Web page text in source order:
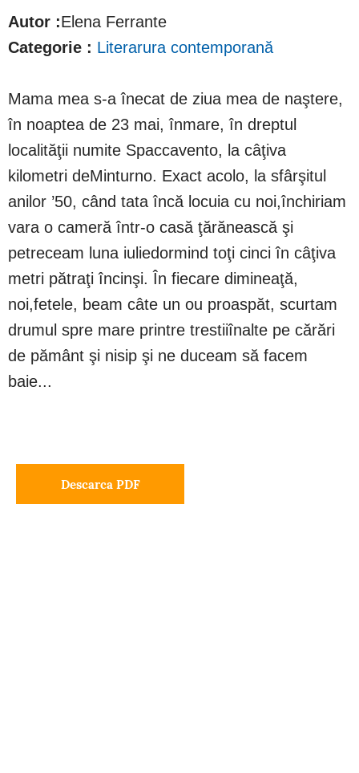
Autor :Elena Ferrante
Categorie : Literarura contemporană
Mama mea s-a înecat de ziua mea de naştere,
în noaptea de 23 mai, înmare, în dreptul
localităţii numite Spaccavento, la câţiva
kilometri deMinturno. Exact acolo, la sfârşitul
anilor ’50, când tata încă locuia cu noi,închiriam
vara o cameră într-o casă ţărănească şi
petreceam luna iuliedormind toţi cinci în câţiva
metri pătraţi încinşi. În fiecare dimineaţă,
noi,fetele, beam câte un ou proaspăt, scurtam
drumul spre mare printre trestiiînalte pe cărări
de pământ şi nisip şi ne duceam să facem
baie...
Descarca PDF